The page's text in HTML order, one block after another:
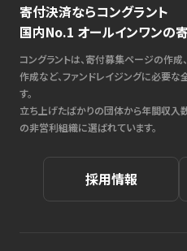
寄付決済ならコングラント
国内No.1 オールインワンの
コングラントは、寄付募集ページの作成
作成など、ファンドレイジングに必要
す。
立ち上げたばかりの団体から年間収入
の非営利組織に選ばれています。
採用情報